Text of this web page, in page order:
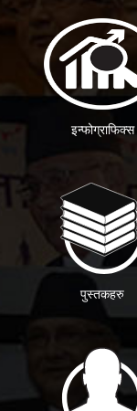
इन्फोग्राफिक्स
पुस्तकहरु